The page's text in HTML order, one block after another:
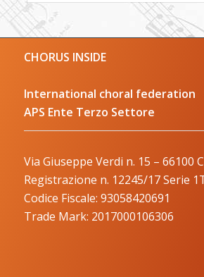
CHORUS INSIDE
International choral federation
APS Ente Terzo Settore
Via Giuseppe Verdi n. 15 – 66100
Registrazione n. 12245/17 Serie
Codice Fiscale: 93058420691
Trade Mark: 2017000106306